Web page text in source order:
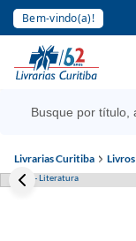
Bem-vindo(a)!
Livrarias Curitiba Livros